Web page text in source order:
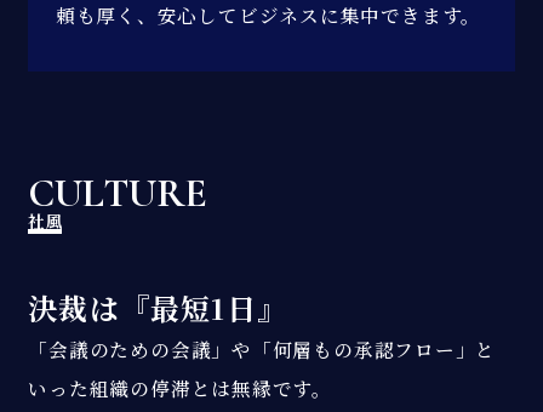
頼も厚く、安心してビジネスに集中できます。
CULTURE
社風
決裁は『最短1日』
「会議のための会議」や「何層もの承認フロー」と
いった組織の停滞とは無縁です。